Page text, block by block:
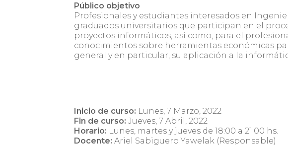
Público objetivo
Profesionales y estudiantes interesados en
graduados universitarios que participan en el
proyectos informáticos, así como, para el
conocimientos sobre herramientas económicas
general y en particular, su aplicación a la
Inicio de curso: Lunes, 7 Marzo, 2022
Fin de curso: Jueves, 7 Abril, 2022
Horario: Lunes, martes y jueves de 18:00 a 21:00 hs.
Docente: Ariel Sabiguero Yawelak (Responsable)